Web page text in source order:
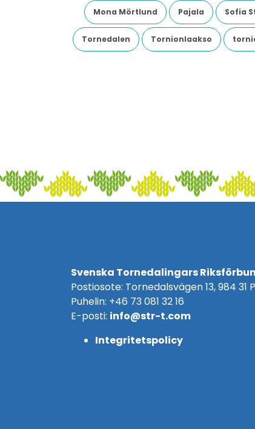
Mona Mörtlund Pajala Sofia
Tornedalen Tornionlaakso
Svenska Tornedalingars
Postiosote: Tornedalsvägen 13, 984 31
Puhelin: +46 73 081 32 16
E-posti: info@str-t.com
Integritetspolicy